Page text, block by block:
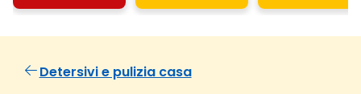
Detersivi e pulizia casa